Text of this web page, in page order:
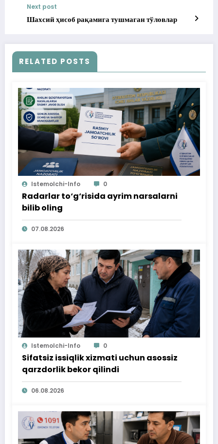
Next post
Шахсий ҳисоб рақамига тушмаган тўловлар
RELATED POSTS
Istemolchi-Info 0
Radarlar to‘g‘risida ayrim narsalarni
bilib oling
07.08.2026
Istemolchi-Info 0
Sifatsiz issiqlik xizmati uchun asossiz
qarzdorlik bekor qilindi
06.08.2026